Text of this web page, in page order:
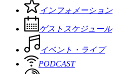
インフォメーション
ゲストスケジュール
イベント・ライブ
PODCAST